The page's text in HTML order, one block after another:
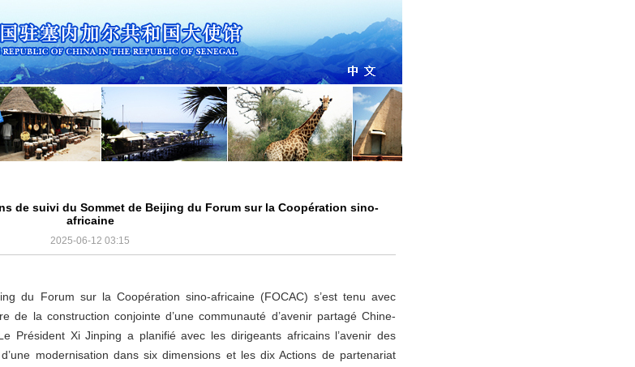
de suivi du Sommet de Beijing du Forum sur la Coopération sino-
africaine
2025-06-12 03:15
du Forum sur la Coopération sino-africaine (FOCAC) s’est tenu avec
de la construction conjointe d’une communauté d’avenir partagé Chine-
Président Xi Jinping a planifié avec les dirigeants africains l’avenir des
modernisation dans six dimensions et les dix Actions de partenariat